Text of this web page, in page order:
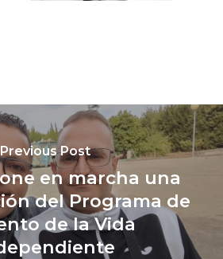
Previous Post
en marcha una
del Programa de
de la Vida